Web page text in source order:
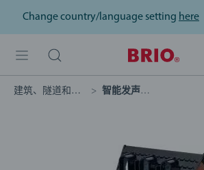
Change country/language setting here
建筑、隧道和桥梁 智能发声系列神秘火车站